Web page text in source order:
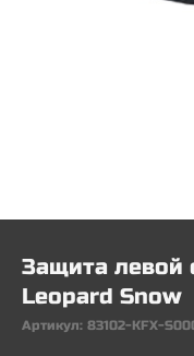
Защита
Leopard Snow
Артикул: 83102-KFX-